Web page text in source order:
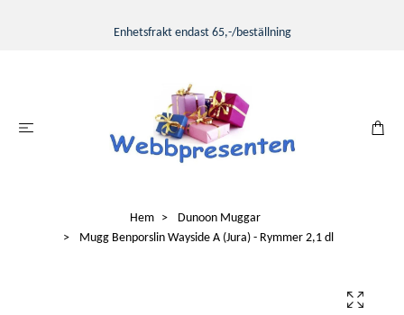
Enhetsfrakt endast 65,-/beställning
Hem
Dunoon Muggar
Mugg Benporslin Wayside A (Jura) - Rymmer 2,1 dl